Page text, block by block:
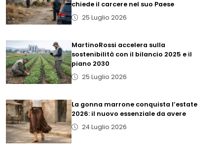
chiede il carcere nel suo Paese
25 Luglio 2026
MartinoRossi accelera sulla
sostenibilità con il bilancio 2025 e il
piano 2030
25 Luglio 2026
La gonna marrone conquista l’estate
2026: il nuovo essenziale da avere
24 Luglio 2026